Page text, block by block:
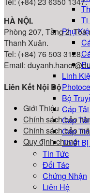
Ti
Phụ
Linh
Bộ
Cáp
Cáp
Cáp
Thiết
Tin Tức
Đối Tác
Chứng Nhận
Liên Hệ
HÀ NỘI.
Phòng 207, Tầng 2,
Thanh Xuân.
Tel: (+84) 76 503 3128.
Email:
Liên Kết Nội Bộ
Giới Thiệu
Chính sách bảo
Chính sách bảo
Quy định chung